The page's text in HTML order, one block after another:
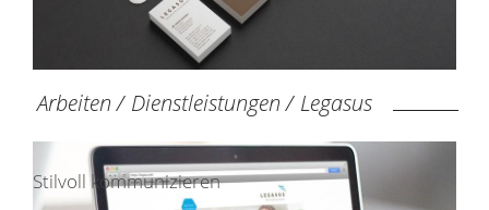
Stilvoll kommunizieren
Arbeiten/ Dienstleistungen/ Legasus